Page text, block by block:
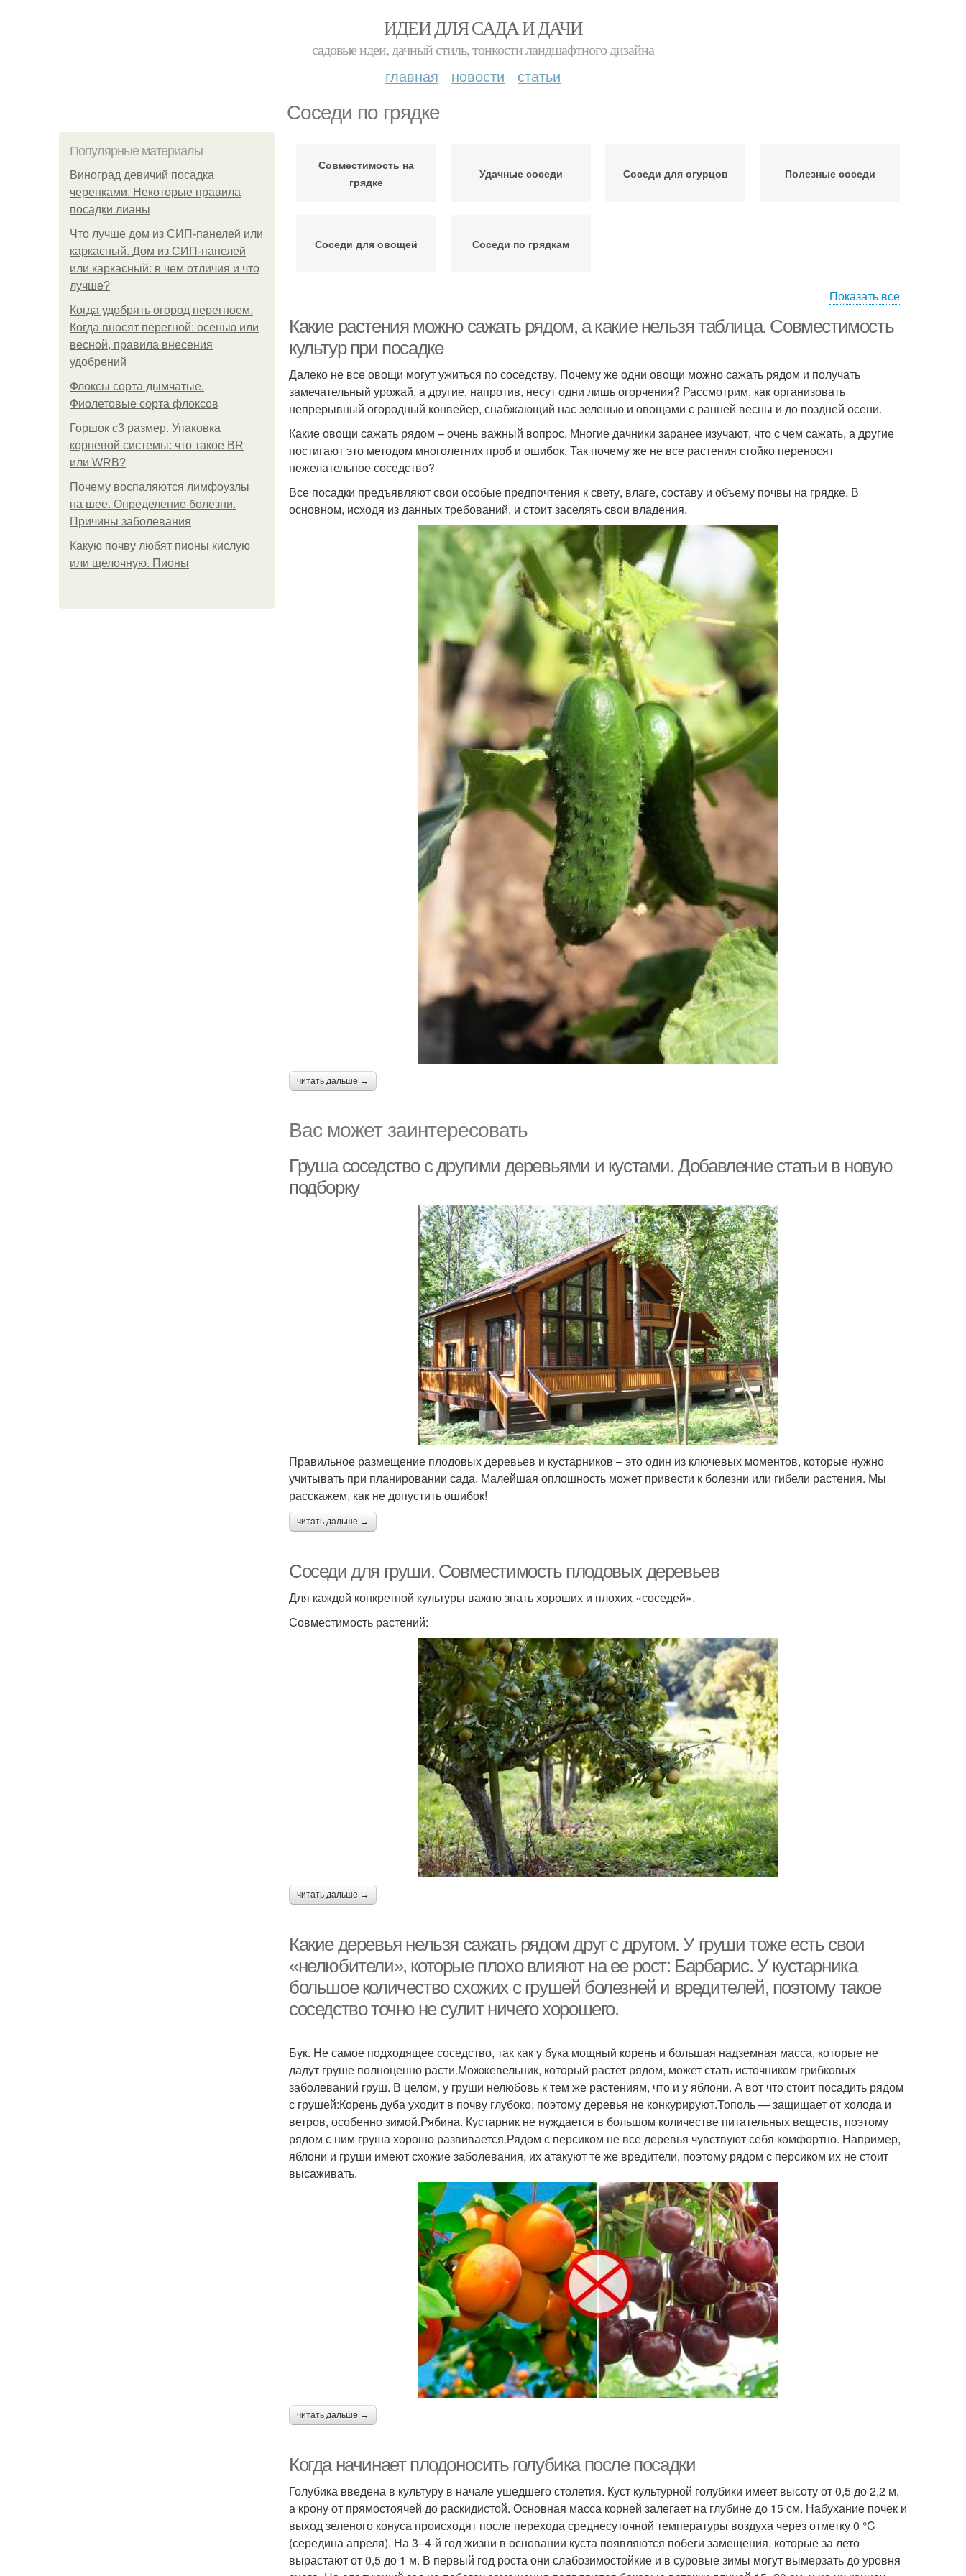
ИДЕИ ДЛЯ САДА И ДАЧИ
садовые идеи, дачный стиль, тонкости ландшафтного дизайна
главная новости статьи
Соседи по грядке
Популярные материалы
Виноград девичий посадка
черенками. Некоторые правила
посадки лианы
Что лучше дом из СИП-панелей или
каркасный. Дом из СИП-панелей
или каркасный: в чем отличия и что
лучше?
Когда удобрять огород перегноем.
Когда вносят перегной: осенью или
весной, правила внесения
удобрений
Флоксы сорта дымчатые.
Фиолетовые сорта флоксов
Горшок с3 размер. Упаковка
корневой системы: что такое BR
или WRB?
Почему воспаляются лимфоузлы
на шее. Определение болезни.
Причины заболевания
Какую почву любят пионы кислую
или щелочную. Пионы
Совместимость на
грядке
Удачные соседи Соседи для огурцов Полезные соседи
Соседи для овощей Соседи по грядкам
Показать все
Какие растения можно сажать рядом, а какие нельзя таблица. Совместимость
культур при посадке
Далеко не все овощи могут ужиться по соседству. Почему же одни овощи можно сажать рядом и получать
замечательный урожай, а другие, напротив, несут одни лишь огорчения? Рассмотрим, как организовать
непрерывный огородный конвейер, снабжающий нас зеленью и овощами с ранней весны и до поздней осени.
Какие овощи сажать рядом – очень важный вопрос. Многие дачники заранее изучают, что с чем сажать, а другие
постигают это методом многолетних проб и ошибок. Так почему же не все растения стойко переносят
нежелательное соседство?
Все посадки предъявляют свои особые предпочтения к свету, влаге, составу и объему почвы на грядке. В
основном, исходя из данных требований, и стоит заселять свои владения.
читать дальше →
Вас может заинтересовать
Груша соседство с другими деревьями и кустами. Добавление статьи в новую
подборку
Правильное размещение плодовых деревьев и кустарников – это один из ключевых моментов, которые нужно
учитывать при планировании сада. Малейшая оплошность может привести к болезни или гибели растения. Мы
расскажем, как не допустить ошибок!
читать дальше →
Соседи для груши. Совместимость плодовых деревьев
Для каждой конкретной культуры важно знать хороших и плохих «соседей».
Совместимость растений:
читать дальше →
Какие деревья нельзя сажать рядом друг с другом. У груши тоже есть свои
«нелюбители», которые плохо влияют на ее рост: Барбарис. У кустарника
большое количество схожих с грушей болезней и вредителей, поэтому такое
соседство точно не сулит ничего хорошего.
Бук. Не самое подходящее соседство, так как у бука мощный корень и большая надземная масса, которые не
дадут груше полноценно расти.Можжевельник, который растет рядом, может стать источником грибковых
заболеваний груш. В целом, у груши нелюбовь к тем же растениям, что и у яблони. А вот что стоит посадить рядом
с грушей:Корень дуба уходит в почву глубоко, поэтому деревья не конкурируют.Тополь — защищает от холода и
ветров, особенно зимой.Рябина. Кустарник не нуждается в большом количестве питательных веществ, поэтому
рядом с ним груша хорошо развивается.Рядом с персиком не все деревья чувствуют себя комфортно. Например,
яблони и груши имеют схожие заболевания, их атакуют те же вредители, поэтому рядом с персиком их не стоит
высаживать.
читать дальше →
Когда начинает плодоносить голубика после посадки
Голубика введена в культуру в начале ушедшего столетия. Куст культурной голубики имеет высоту от 0,5 до 2,2 м,
а крону от прямостоячей до раскидистой. Основная масса корней залегает на глубине до 15 см. Набухание почек и
выход зеленого конуса происходят после перехода среднесуточной температуры воздуха через отметку 0 °C
(середина апреля). На 3–4-й год жизни в основании куста появляются побеги замещения, которые за лето
вырастают от 0,5 до 1 м. В первый год роста они слабозимостойкие и в суровые зимы могут вымерзать до уровня